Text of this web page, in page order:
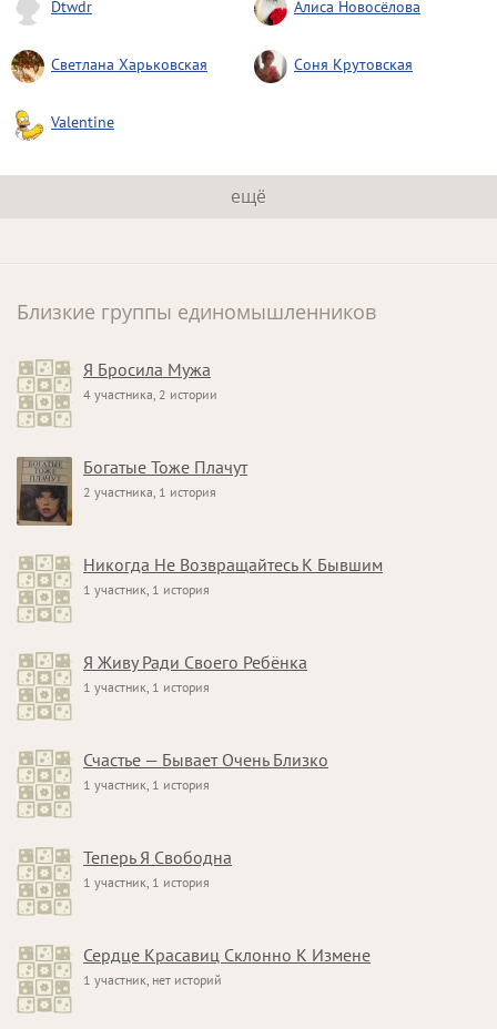
Dtwdr Алиса Новосёлова
Светлана Харьковская Соня Крутовская
Valentine
ещё
Близкие группы единомышленников
Я Бросила Мужа
4 участника, 2 истории
Богатые Тоже Плачут
2 участника, 1 история
Никогда Не Возвращайтесь К Бывшим
1 участник, 1 история
Я Живу Ради Своего Ребёнка
1 участник, 1 история
Счастье — Бывает Очень Близко
1 участник, 1 история
Теперь Я Свободна
1 участник, 1 история
Сердце Красавиц Склонно К Измене
1 участник, нет историй